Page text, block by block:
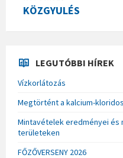
KÖZGYULÉS
LEGUTÓBBI HÍREK
Vízkorlátozás
Megtörtént a kalcium-
Mintavételek eredményei
területeken
FŐZŐVERSENY 2026